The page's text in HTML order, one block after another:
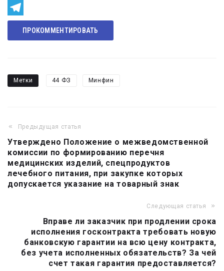
Odnoklassniki
Telegram
ПРОКОММЕНТИРОВАТЬ
Метки 44 ФЗ Минфин
Навигация
по
записям
Предыдущая статья
Утверждено Положение о межведомственной
комиссии по формированию перечня
медицинских изделий, спецпродуктов
лечебного питания, при закупке которых
допускается указание на товарный знак
Следующая статья
Вправе ли заказчик при продлении срока
исполнения госконтракта требовать новую
банковскую гарантии на всю цену контракта,
без учета исполненных обязательств? За чей
счет такая гарантия предоставляется?